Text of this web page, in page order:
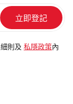
細則及 私隱政策 內